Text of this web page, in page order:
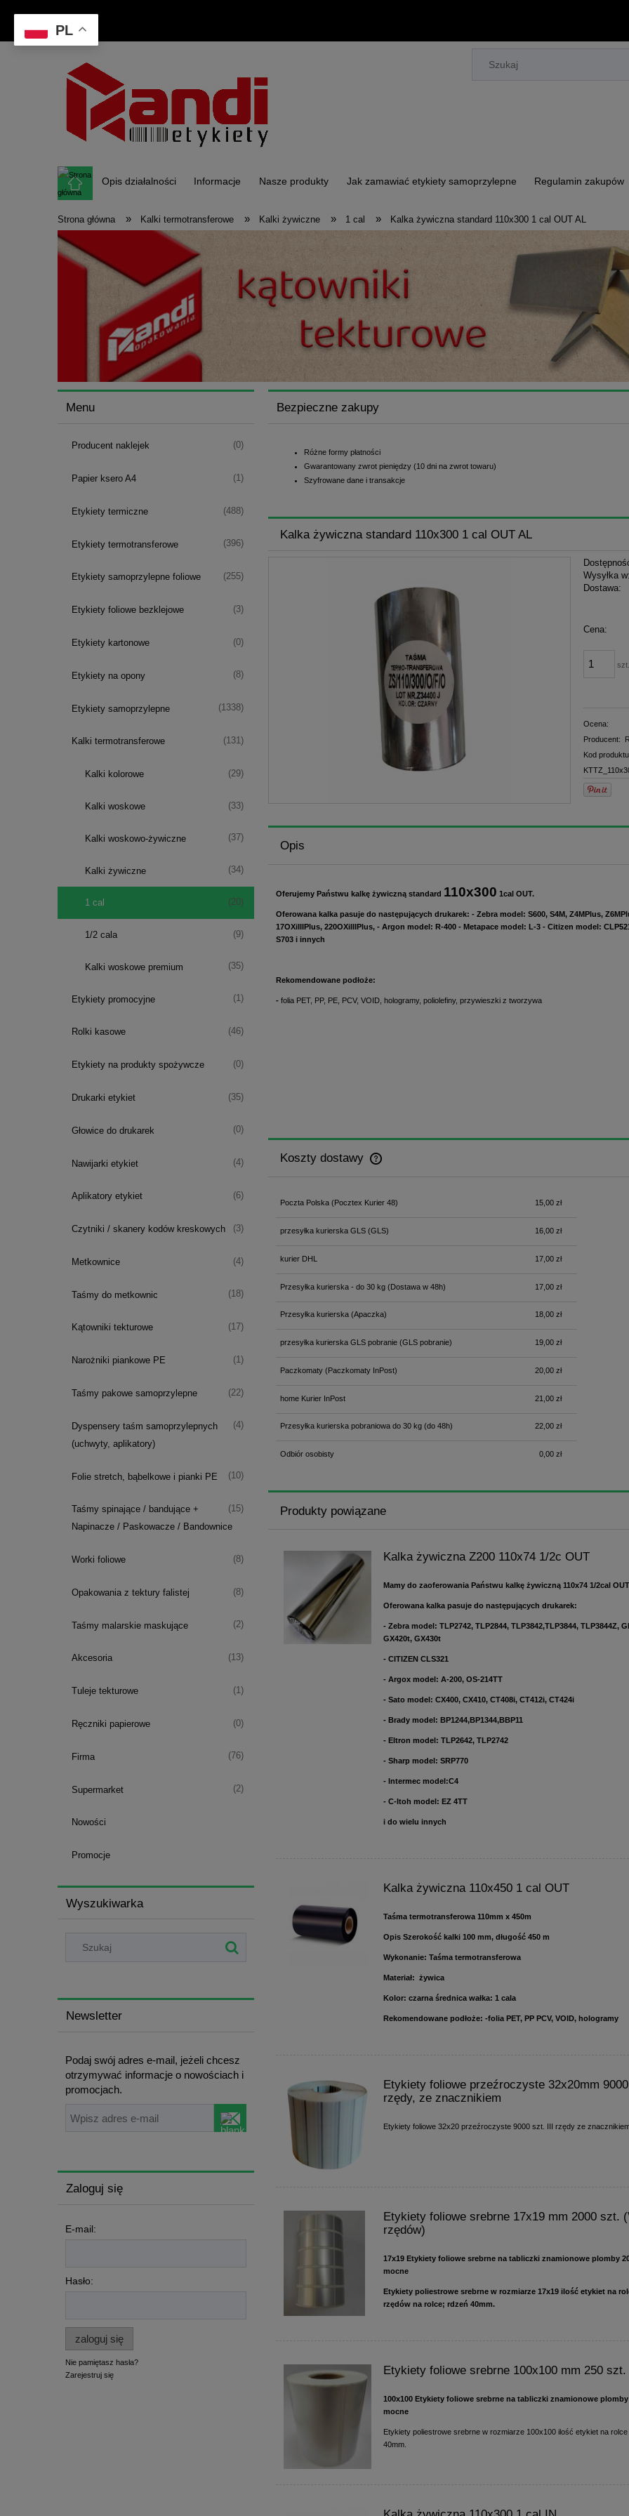
Opis działalności Informacje Nasze produkty Jak zamawiać etykiety samoprzylepne Regulamin zakupów
Strona główna » Kalki termotransferowe » Kalki żywiczne » 1 cal » Kalka żywiczna standard 110x300 1 cal OUT AL
Menu
Producent naklejek (0)
Papier ksero A4 (1)
Etykiety termiczne (488)
Etykiety termotransferowe (396)
Etykiety samoprzylepne foliowe (255)
Etykiety foliowe bezklejowe (3)
Etykiety kartonowe (0)
Etykiety na opony (8)
Etykiety samoprzylepne (1338)
Kalki termotransferowe (131)
Kalki kolorowe (29)
Kalki woskowe (33)
Kalki woskowo-żywiczne (37)
Kalki żywiczne (34)
1 cal (20)
1/2 cala (9)
Kalki woskowe premium (35)
Etykiety promocyjne (1)
Rolki kasowe (46)
Etykiety na produkty spożywcze (0)
Drukarki etykiet (35)
Głowice do drukarek (0)
Nawijarki etykiet (4)
Aplikatory etykiet (6)
Czytniki / skanery kodów kreskowych (3)
Metkownice (4)
Taśmy do metkownic (18)
Kątowniki tekturowe (17)
Narożniki piankowe PE (1)
Taśmy pakowe samoprzylepne (22)
Dyspensery taśm samoprzylepnych
(uchwyty, aplikatory)
(4)
Folie stretch, bąbelkowe i pianki PE (10)
Taśmy spinające / bandujące +
Napinacze / Paskowacze / Bandownice
(15)
Worki foliowe (8)
Opakowania z tektury falistej (8)
Taśmy malarskie maskujące (2)
Akcesoria (13)
Tuleje tekturowe (1)
Ręczniki papierowe (0)
Firma (76)
Supermarket (2)
Nowości
Promocje
Wyszukiwarka
Newsletter
Podaj swój adres e-mail, jeżeli chcesz
otrzymywać informacje o nowościach i
promocjach.
Zaloguj się
E-mail:
Hasło:
zaloguj się
Nie pamiętasz hasła?
Zarejestruj się
Bezpieczne zakupy
Różne formy płatności
Gwarantowany zwrot pieniędzy (10 dni na zwrot towaru)
Szyfrowane dane i transakcje
Kalka żywiczna standard 110x300 1 cal OUT AL
Wysyłka w:
Dostawa:
Cena:
szt.
Ocena:
Producent:
Kod
Opis
Oferujemy Państwu kalkę żywiczną standard 110x300 1cal OUT.
Oferowana kalka pasuje do następujących drukarek: - Zebra model: S600, S4M, Z4MPlus,
17OXiIIIPlus, 220OXiIIIPlus, - Argon model: R-400 - Metapace model: L-3 - Citizen model:
S703 i innych
Rekomendowane podłoże:
- folia PET, PP, PE, PCV, VOID, hologramy, poliolefiny, przywieszki z tworzywa
Koszty dostawy
płatności
Poczta Polska(Pocztex Kurier 48) 15,00 zł
przesyłka kurierska GLS(GLS) 16,00 zł
kurier DHL 17,00 zł
Przesyłka kurierska - do 30 kg(Dostawa w 48h) 17,00 zł
Przesyłka kurierska (Apaczka) 18,00 zł
przesyłka kurierska GLS pobranie(GLS pobranie) 19,00 zł
Paczkomaty(Paczkomaty InPost) 20,00 zł
home Kurier InPost 21,00 zł
Przesyłka kurierska pobraniowa do 30 kg(do 48h) 22,00 zł
Odbiór osobisty 0,00 zł
Produkty powiązane
Kalka żywiczna Z200 110x74 1/2c OUT
Mamy do zaoferowania Państwu kalkę żywiczną 110x74 1/2cal
Oferowana kalka pasuje do następujących drukarek:
- Zebra model: TLP2742, TLP2844, TLP3842,TLP3844, TLP3844Z,
GX420t, GX430t
- CITIZEN CLS321
- Argox model: A-200, OS-214TT
- Sato model: CX400, CX410, CT408i, CT412i, CT424i
- Brady model: BP1244,BP1344,BBP11
- Eltron model: TLP2642, TLP2742
- Sharp model: SRP770
- Intermec model:C4
- C-Itoh model: EZ 4TT
i do wielu innych
Kalka żywiczna 110x450 1 cal OUT
Taśma termotransferowa 110mm x 450m
Opis Szerokość kalki 100 mm, długość 450 m
Wykonanie: Taśma termotransferowa
Materiał: żywica
Kolor: czarna średnica wałka: 1 cala
Rekomendowane podłoże: -folia PET, PP PCV, VOID, hologramy
Etykiety foliowe przeźroczyste 32x20mm
rzędy, ze znacznikiem
Etykiety foliowe 32x20 przeźroczyste 9000 szt. III rzędy ze
Etykiety foliowe srebrne 17x19 mm 2000 szt.
rzędów)
17x19 Etykiety foliowe srebrne na tabliczki znamionowe plomby
mocne
Etykiety poliestrowe srebrne w rozmiarze 17x19 ilość etykiet na
rzędów na rolce; rdzeń 40mm.
Etykiety foliowe srebrne 100x100 mm 250 szt.
100x100 Etykiety foliowe srebrne na tabliczki znamionowe plomby
mocne
Etykiety poliestrowe srebrne w rozmiarze 100x100 ilość etykiet na
40mm.
PL